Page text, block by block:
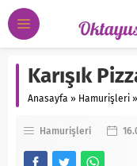
Karışık
Anasayfa » Hamurişleri »
Hamurişleri